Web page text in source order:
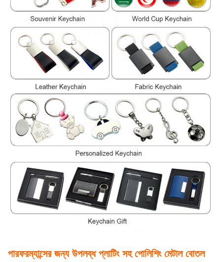
পারফরম্যান্সের জন্য উপলব্ধ প্লাটিং সহ পোলিশিং মেটাল বোতল